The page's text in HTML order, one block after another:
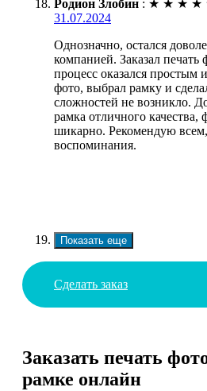
Родион Злобин : ★ ★ ★ ★
31.07.2024
Однозначно, остался
компанией. Заказал печать
процесс оказался простым
фото, выбрал рамку и
сложностей не возникло.
рамка отличного качества,
шикарно. Рекомендую
воспоминания.
Показать еще
Сделать заказ
Заказать печать
рамке онлайн